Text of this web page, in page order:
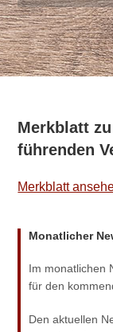
Merkblatt
führenden
Merk­blatt
Monatlicher
Im monat­li­chen
für den
Den aktu­el­len